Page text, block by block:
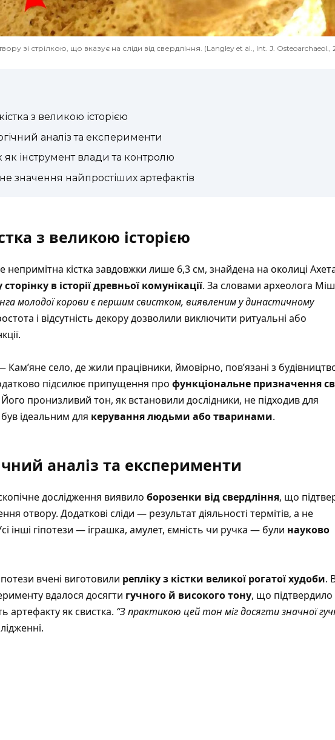
зі стрілкою, що вказує на сліди від свердління. (Langley et al., Int. J. Osteoarchaeol.,
з великою історією
аналіз та експерименти
як інструмент влади та контролю
значення найпростіших артефактів
з великою історією
кістка завдовжки лише 6,3 см, знайдена на околиці
в історії древньої комунікації. За словами археолога
молодої корови є першим свистком, виявленим у династичному
і відсутність декору дозволили виключити ритуальні або
Кам’яне село, де жили працівники, ймовірно, пов’язані з
підсилює припущення про функціональне призначення
Його пронизливий тон, як встановили дослідники, не підходив для
ідеальним для керування людьми або тваринами.
аналіз та експерименти
дослідження виявило борозенки від свердління, що
отвору. Додаткові сліди — результат діяльності термітів, а не
інші гіпотези — іграшка, амулет, ємність чи ручка — були науково
вчені виготовили репліку з кістки великої рогатої худоби.
вдалося досягти гучного й високого тону, що підтвердило
артефакту як свистка. “З практикою цей тон міг досягти значної